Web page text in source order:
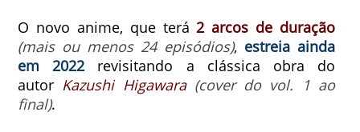
O novo anime, que terá2 arcos de duração
(mais ou menos 24 episódios), estreia ainda
em 2022 revisitando a clássica obra do
autor Kazushi Higawara (cover do vol. 1 ao
final).